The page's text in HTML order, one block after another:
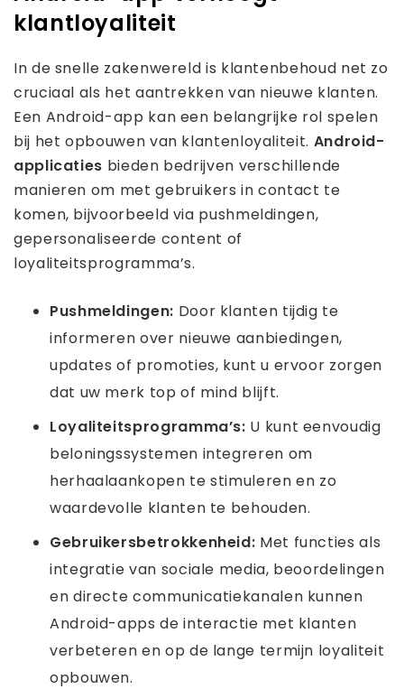
klantloyaliteit
In de snelle zakenwereld is klantenbehoud net zo
cruciaal als het aantrekken van nieuwe klanten.
Een Android-app kan een belangrijke rol spelen
bij het opbouwen van klantenloyaliteit. Android-
applicaties bieden bedrijven verschillende
manieren om met gebruikers in contact te
komen, bijvoorbeeld via pushmeldingen,
gepersonaliseerde content of
loyaliteitsprogramma’s.
Pushmeldingen: Door klanten tijdig te
informeren over nieuwe aanbiedingen,
updates of promoties, kunt u ervoor zorgen
dat uw merk top of mind blijft.
Loyaliteitsprogramma’s: U kunt eenvoudig
beloningssystemen integreren om
herhaalaankopen te stimuleren en zo
waardevolle klanten te behouden.
Gebruikersbetrokkenheid: Met functies als
integratie van sociale media, beoordelingen
en directe communicatiekanalen kunnen
Android-apps de interactie met klanten
verbeteren en op de lange termijn loyaliteit
opbouwen.